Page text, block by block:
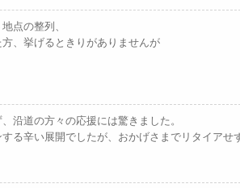
点の整列、
、挙げるときりがありませんが
沿道の方々の応援には驚きました。
る辛い展開でしたが、おかげさまでリタイアせ